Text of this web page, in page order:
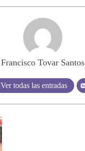
Francisco Tovar Santos
Ver todas las entradas